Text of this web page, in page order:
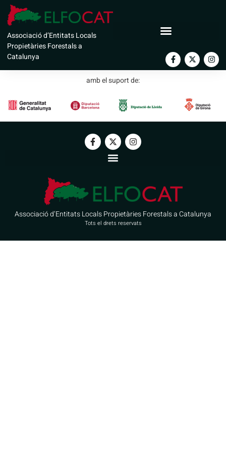
Associació d’Entitats Locals
Propietàries Forestals a
Catalunya
Ajuntament d’Organyà
amb el suport de:
Associació d’Entitats Locals Propietàries Forestals a Catalunya
Tots el drets reservats